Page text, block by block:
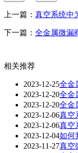
上一篇： 真空系统中
下一篇： 全金属微漏
相关推荐
2023-12-25全金
2023-12-20全金
2023-12-20全金
2023-12-06真空
2023-12-06真空
2023-12-04如何
2023-11-27真空